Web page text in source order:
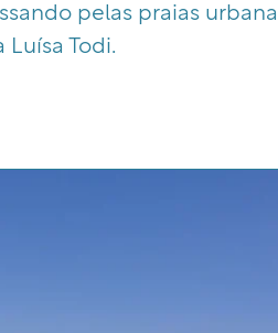
pelas praias
Todi.